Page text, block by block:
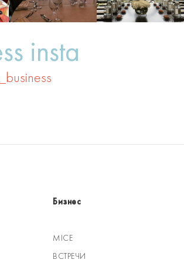
insta
Бизнес
MICE
ВСТРЕЧИ